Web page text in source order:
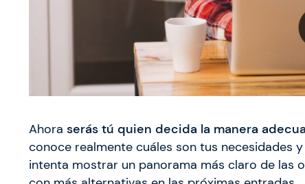
Ahora serás tú quien decida la manera
conoce realmente cuáles son tus necesidades
intenta mostrar un panorama más claro de las